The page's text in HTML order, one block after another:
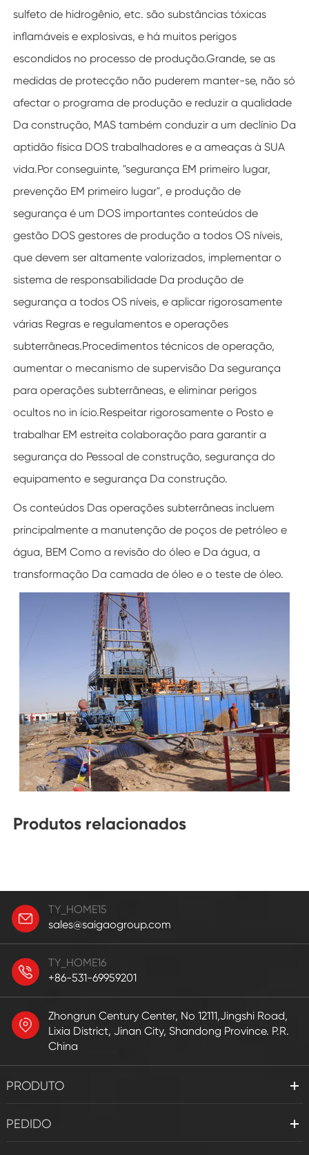
sulfeto de hidrogênio, etc. são substâncias tóxicas
inflamáveis e explosivas, e há muitos perigos
escondidos no processo de produção.Grande, se as
medidas de protecção não puderem manter-se, não só
afectar o programa de produção e reduzir a qualidade
Da construção, MAS também conduzir a um declínio Da
aptidão física DOS trabalhadores e a ameaças à SUA
vida.Por conseguinte, "segurança EM primeiro lugar,
prevenção EM primeiro lugar", e produção de
segurança é um DOS importantes conteúdos de
gestão DOS gestores de produção a todos OS níveis,
que devem ser altamente valorizados, implementar o
sistema de responsabilidade Da produção de
segurança a todos OS níveis, e aplicar rigorosamente
várias Regras e regulamentos e operações
subterrâneas.Procedimentos técnicos de operação,
aumentar o mecanismo de supervisão Da segurança
para operações subterrâneas, e eliminar perigos
ocultos no in ício.Respeitar rigorosamente o Posto e
trabalhar EM estreita colaboração para garantir a
segurança do Pessoal de construção, segurança do
equipamento e segurança Da construção.
Os conteúdos Das operações subterrâneas incluem
principalmente a manutenção de poços de petróleo e
água, BEM Como a revisão do óleo e Da água, a
transformação Da camada de óleo e o teste de óleo.
Produtos relacionados
TY_HOME15
sales@saigaogroup.com
TY_HOME16
+86-531-69959201
Zhongrun Century Center, No 12111,Jingshi Road,
Lixia District, Jinan City, Shandong Province. P.R.
China
PRODUTO
PEDIDO